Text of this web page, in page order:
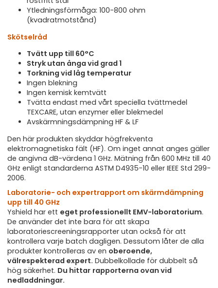
Ytledningsförmåga: 100-800 ohm
(kvadratmotstånd)
Skötselråd
Tvätt upp till 60°C
Stryk utan ånga vid grad 1
Torkning vid låg temperatur
Ingen blekning
Ingen kemisk kemtvätt
Tvätta endast med vårt speciella tvättmedel
TEXCARE, utan enzymer eller blekmedel
Avskärmningsdämpning HF & LF
Den här produkten skyddar högfrekventa
elektromagnetiska fält (HF). Om inget annat anges gäller
de angivna dB-värdena 1 GHz. Mätning från 600 MHz till 40
GHz enligt standarderna ASTM D4935-10 eller IEEE Std 299-
2006.
Laboratorie- och expertrapport om skärmdämpning
upp till 40 GHz
Yshield har ett eget professionellt EMV-laboratorium.
De använder det inte bara för att skapa
laboratoriescreeningsrapporter utan också för att
kontrollera varje batch dagligen. Dessutom låter de alla
produkter kontrolleras av en oberoende,
välrespekterad expert. Dubbelkollade för dubbelt så
hög säkerhet. Du hittar rapporterna ovan vid
nedladdningar.